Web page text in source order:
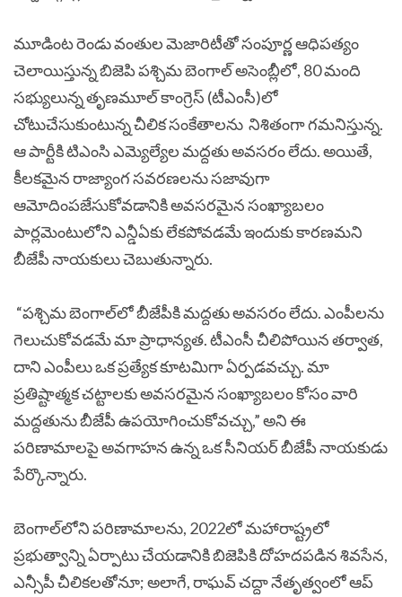
మూడింట రెండు వంతుల మెజారిటీతో సంపూర్ణ ఆధిపత్యం
చెలాయిస్తున్న బిజెపి పశ్చిమ బెంగాల్ అసెంబ్లీలో, 80 మంది
సభ్యులున్న తృణమూల్ కాంగ్రెస్ (టీఎంసీ)లో
చోటుచేసుకుంటున్న చీలిక సంకేతాలను నిశితంగా గమనిస్తున్న.
ఆ పార్టీకి టిఎంసి ఎమ్యెల్యేల మద్దతు అవసరం లేదు. అయితే,
కీలకమైన రాజ్యాంగ సవరణలను సజావుగా
ఆమోదింపజేసుకోవడానికి అవసరమైన సంఖ్యాబలం
పార్లమెంటులోని ఎన్డీఏకు లేకపోవడమే ఇందుకు కారణమని
బీజేపీ నాయకులు చెబుతున్నారు.
“పశ్చిమ బెంగాల్‌లో బీజేపీకి మద్దతు అవసరం లేదు. ఎంపీలను
గెలుచుకోవడమే మా ప్రాధాన్యత. టీఎంసీ చీలిపోయిన తర్వాత,
దాని ఎంపీలు ఒక ప్రత్యేక కూటమిగా ఏర్పడవచ్చు. మా
ప్రతిష్టాత్మక చట్టాలకు అవసరమైన సంఖ్యాబలం కోసం వారి
మద్దతును బీజేపీ ఉపయోగించుకోవచ్చు,” అని ఈ
పరిణామాలపై అవగాహన ఉన్న ఒక సీనియర్ బీజేపీ నాయకుడు
పేర్కొన్నారు.
బెంగాల్‌లోని పరిణామాలను, 2022లో మహారాష్ట్రలో
ప్రభుత్వాన్ని ఏర్పాటు చేయడానికి బిజెపికి దోహదపడిన శివసేన,
ఎన్సీపీ చీలికలతోనూ; అలాగే, రాఘవ్ చద్దా నేతృత్వంలో ఆప్